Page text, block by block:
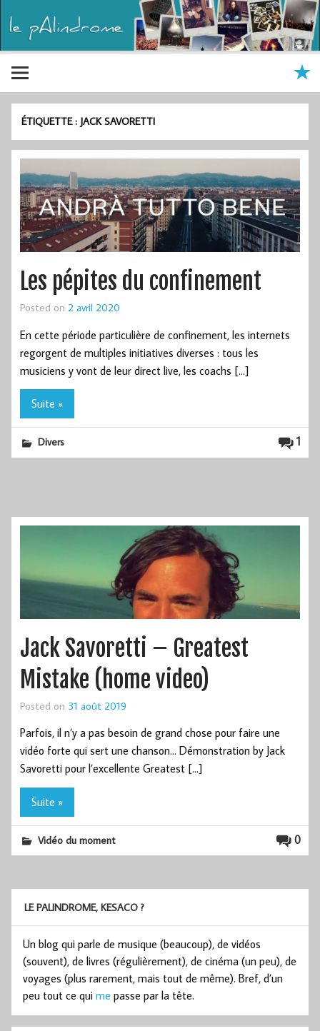
ÉTIQUETTE : JACK SAVORETTI
Les pépites du confinement
Posted on 2 avril 2020
En cette période particulière de confinement, les internets
regorgent de multiples initiatives diverses : tous les
musiciens y vont de leur direct live, les coachs […]
Suite »
1
Divers
Jack Savoretti – Greatest
Mistake (home video)
Posted on 31 août 2019
Parfois, il n’y a pas besoin de grand chose pour faire une
vidéo forte qui sert une chanson… Démonstration by Jack
Savoretti pour l’excellente Greatest […]
Suite »
0
Vidéo du moment
LE PALINDROME, KESACO ?
Un blog qui parle de musique (beaucoup), de vidéos
(souvent), de livres (régulièrement), de cinéma (un peu), de
voyages (plus rarement, mais tout de même). Bref, d’un
peu tout ce qui me passe par la tête.